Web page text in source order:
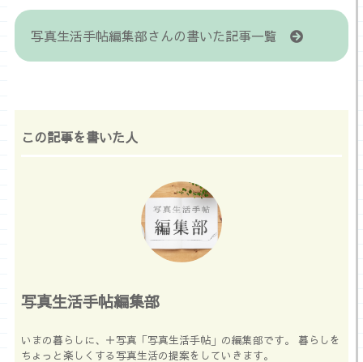
写真生活手帖編集部さんの書いた記事一覧
この記事を書いた人
写真生活手帖編集部
いまの暮らしに、＋写真「写真生活手帖」の編集部です。 暮らしを
ちょっと楽しくする写真生活の提案をしていきます。